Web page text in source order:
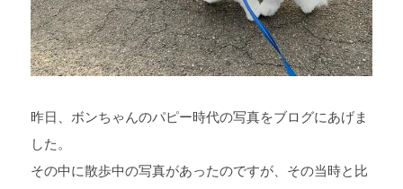
昨日、ボンちゃんのパピー時代の写真をブログにあげま
した。
その中に散歩中の写真があったのですが、その当時と比